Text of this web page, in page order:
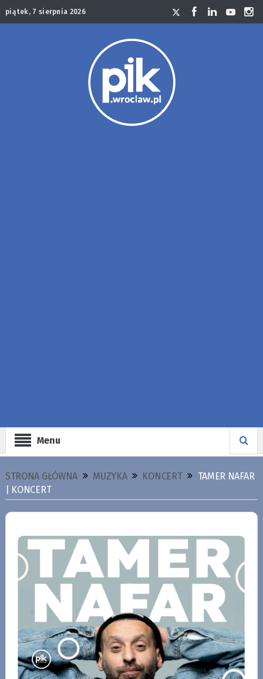
piątek, 7 sierpnia 2026
Menu
STRONA GŁÓWNA MUZYKA KONCERT
TAMER NAFAR
| KONCERT